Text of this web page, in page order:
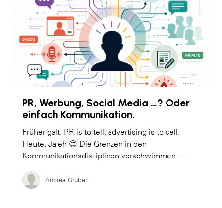
PR, Werbung, Social Media …? Oder
einfach Kommunikation.
Früher galt: PR is to tell, advertising is to sell.
Heute: Ja eh 😊 Die Grenzen in den
Kommunikationsdisziplinen verschwimmen…
Andrea Gruber